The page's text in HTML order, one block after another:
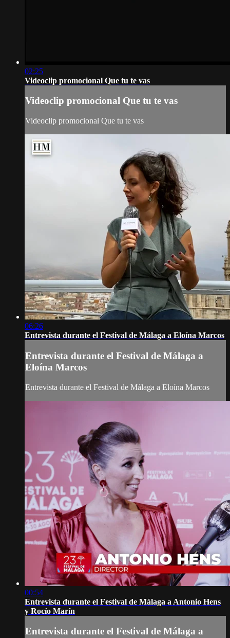
02:25
Videoclip promocional Que tu te vas
Videoclip promocional Que tu te vas
Videoclip promocional Que tu te vas
06:26
Entrevista durante el Festival de Málaga a Eloína Marcos
Entrevista durante el Festival de Málaga a
Eloína Marcos
Entrevista durante el Festival de Málaga a Eloína Marcos
00:54
Entrevista durante el Festival de Málaga a Antonio Hens
y Rocío Marín
Entrevista durante el Festival de Málaga a